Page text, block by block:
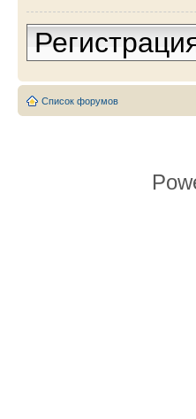
Список форумов